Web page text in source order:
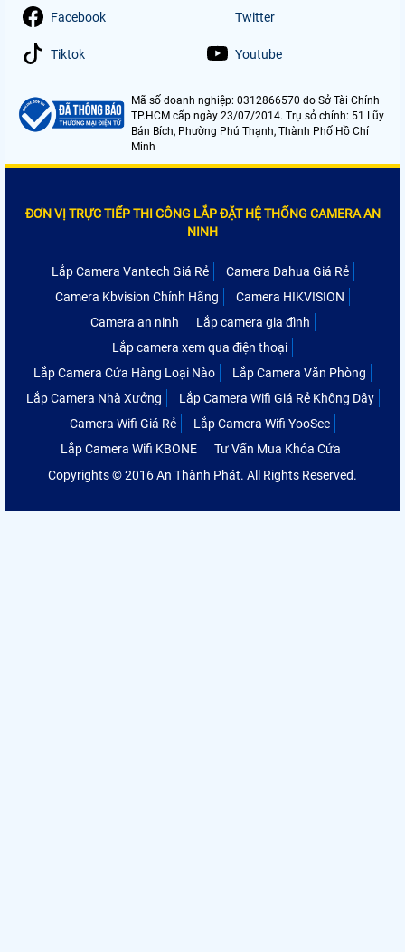
Facebook Twitter
Tiktok Youtube
Mã số doanh nghiệp: 0312866570 do Sở Tài Chính
TP.HCM cấp ngày 23/07/2014. Trụ sở chính: 51 Lũy
Bán Bích, Phường Phú Thạnh, Thành Phố Hồ Chí
Minh
ĐƠN VỊ TRỰC TIẾP THI CÔNG LẮP ĐẶT HỆ THỐNG CAMERA AN
NINH
Lắp Camera Vantech Giá Rẻ
Camera Dahua Giá Rẻ
Camera Kbvision Chính Hãng
Camera HIKVISION
Camera an ninh
Lắp camera gia đình
Lắp camera xem qua điện thoại
Lắp Camera Cửa Hàng Loại Nào
Lắp Camera Văn Phòng
Lắp Camera Nhà Xưởng
Lắp Camera Wifi Giá Rẻ Không Dây
Camera Wifi Giá Rẻ
Lắp Camera Wifi YooSee
Lắp Camera Wifi KBONE
Tư Vấn Mua Khóa Cửa
Copyrights © 2016 An Thành Phát. All Rights Reserved.